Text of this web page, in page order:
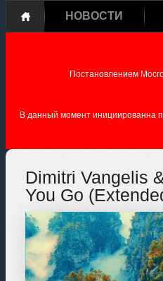
НОВОСТИ
Постановлением
В данный момент инициированна
Dimitri Vangelis
You Go